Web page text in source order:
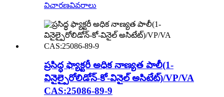
విచారణవివరాలు
ప్రసిద్ధ ఫ్యాక్టరీ అధిక నాణ్యత పాలీ(1-
వినైల్పైరోలిడోన్-కో-వినైల్ అసిటేట్)/VP/VA
CAS:25086-89-9